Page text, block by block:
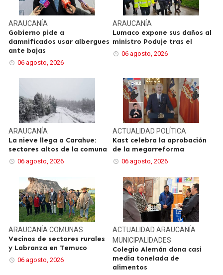
ARAUCANÍA
Gobierno pide a
damnificados usar albergues
ante bajas
06 agosto, 2026
ARAUCANÍA
Lumaco expone sus daños al
ministro Poduje tras el
06 agosto, 2026
ARAUCANÍA
La nieve llega a Carahue:
sectores altos de la comuna
06 agosto, 2026
ACTUALIDAD POLÍTICA
Kast celebra la aprobación
de la megarreforma
06 agosto, 2026
ARAUCANÍACOMUNAS
Vecinos de sectores rurales
y Labranza en Temuco
06 agosto, 2026
ACTUALIDAD ARAUCANÍA
MUNICIPALIDADES
Colegio Alemán dona casi
media tonelada de
alimentos